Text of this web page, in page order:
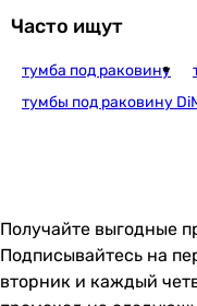
Часто ищут
тумба под раковину
тумбы под раковину
Получайте выгодные
Подписывайтесь на
вторник и каждый